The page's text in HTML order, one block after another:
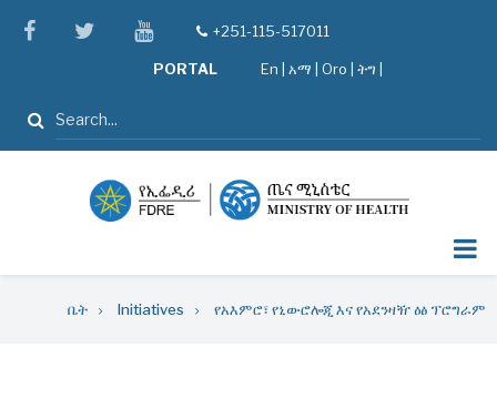
facebooktwitteryoutube
tel+251-115-517011
PORTAL En አማ Oro ትግ |
ፈልግ
ቤት Initiatives የአእምሮ፣ የኒውሮሎጂ እና የአደንዛዥ ዕፅ ፕሮግራም